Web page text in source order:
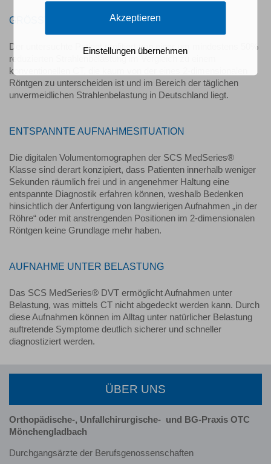
GRÖSSTE STRAHLENHYGIENE
Der untersuchte Patient profitiert von einer um mindestens 50%
reduzierten Strahlenbelastung im Vergleich zu einem
konventionellen CT, die kaum von der eines 2-dimensionalen
Röntgen zu unterscheiden ist und im Bereich der täglichen
unvermeidlichen Strahlenbelastung in Deutschland liegt.
ENTSPANNTE AUFNAHMESITUATION
Die digitalen Volumentomographen der SCS MedSeries®
Klasse sind derart konzipiert, dass Patienten innerhalb weniger
Sekunden räumlich frei und in angenehmer Haltung eine
entspannte Diagnostik erfahren können, weshalb Bedenken
hinsichtlich der Anfertigung von langwierigen Aufnahmen „in der
Röhre“ oder mit anstrengenden Positionen im 2-dimensionalen
Röntgen keine Grundlage mehr haben.
AUFNAHME UNTER BELASTUNG
Das SCS MedSeries® DVT ermöglicht Aufnahmen unter
Belastung, was mittels CT nicht abgedeckt werden kann. Durch
diese Aufnahmen können im Alltag unter natürlicher Belastung
auftretende Symptome deutlich sicherer und schneller
diagnostiziert werden.
ÜBER UNS
Orthopädische-, Unfallchirurgische- und BG-Praxis OTC
Mönchengladbach
Durchgangsärzte der Berufsgenossenschaften
Akzeptieren
Einstellungen übernehmen